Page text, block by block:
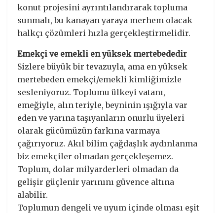
konut projesini ayrıntılandırarak topluma
sunmalı, bu kanayan yaraya merhem olacak
halkçı çözümleri hızla gerçekleştirmelidir.
Emekçi ve emekli en yüksek mertebededir
Sizlere büyük bir tevazuyla, ama en yüksek
mertebeden emekçi/emekli kimliğimizle
sesleniyoruz. Toplumu ülkeyi vatanı,
emeğiyle, alın teriyle, beyninin ışığıyla var
eden ve yarına taşıyanların onurlu üyeleri
olarak gücümüzün farkına varmaya
çağırıyoruz. Akıl bilim çağdaşlık aydınlanma
biz emekçiler olmadan gerçekleşemez.
Toplum, dolar milyarderleri olmadan da
gelişir güçlenir yarınını güvence altına
alabilir.
Toplumun dengeli ve uyum içinde olması eşit